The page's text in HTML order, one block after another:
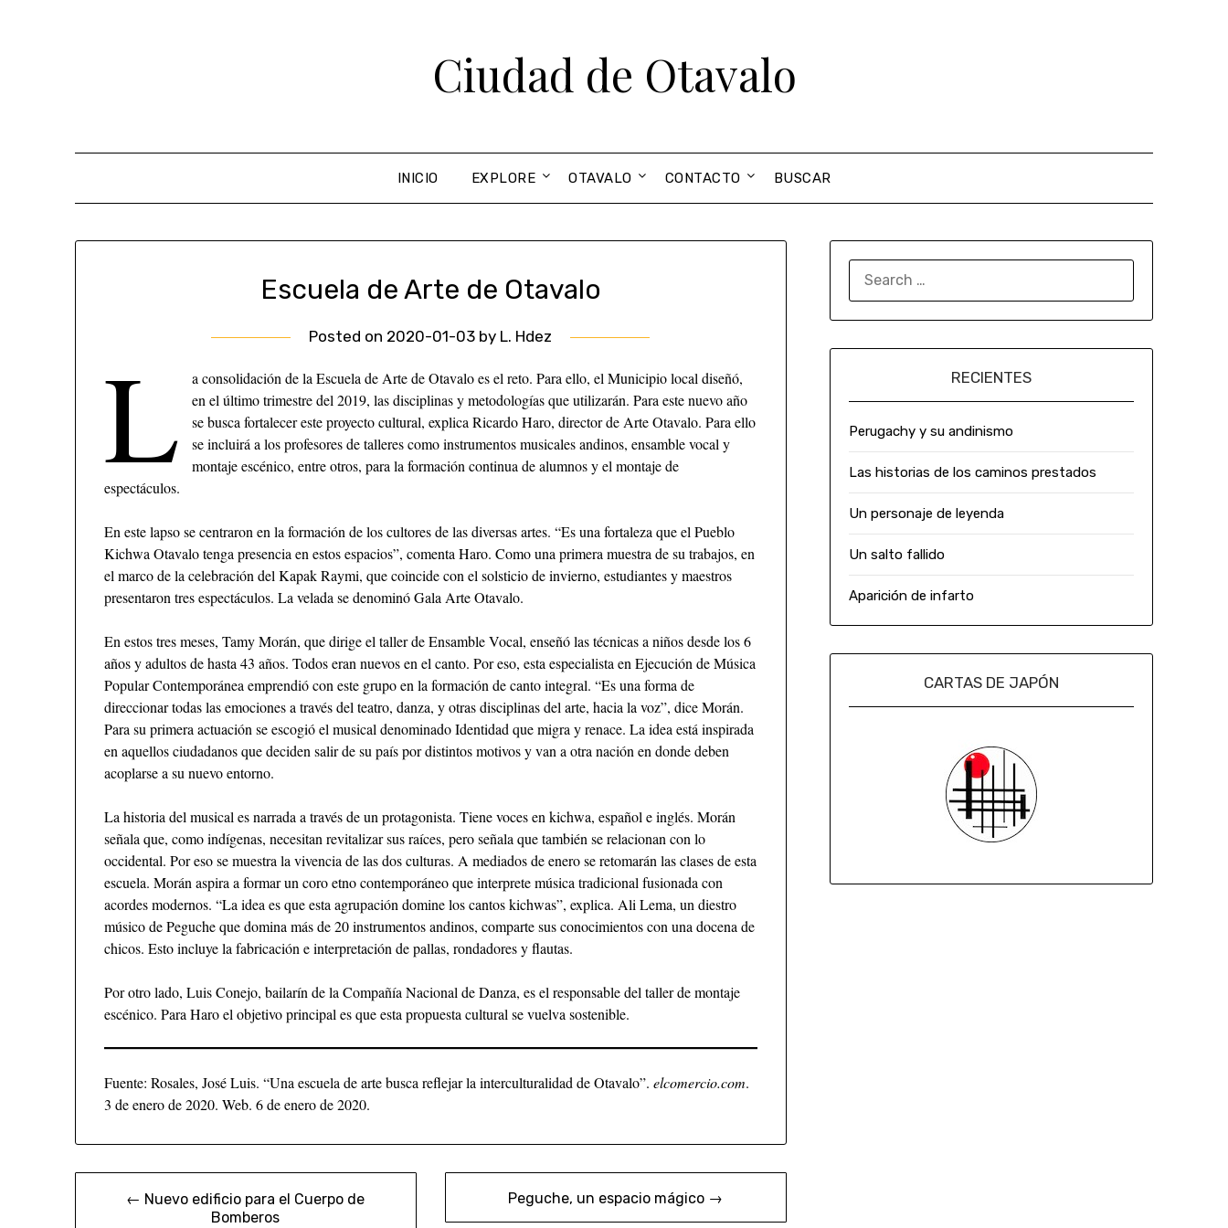
Ciudad de Otavalo
INICIO EXPLORE OTAVALO CONTACTO BUSCAR
Escuela de Arte de Otavalo
Posted on 2020-01-03 by L. Hdez
L
a consolidación de la Escuela de Arte de Otavalo es el reto. Para ello, el Municipio local diseñó,
en el último trimestre del 2019, las disciplinas y metodologías que utilizarán. Para este nuevo año
se busca fortalecer este proyecto cultural, explica Ricardo Haro, director de Arte Otavalo. Para ello
se incluirá a los profesores de talleres como instrumentos musicales andinos, ensamble vocal y
montaje escénico, entre otros, para la formación continua de alumnos y el montaje de
espectáculos.
En este lapso se centraron en la formación de los cultores de las diversas artes. “Es una fortaleza que el Pueblo
Kichwa Otavalo tenga presencia en estos espacios”, comenta Haro. Como una primera muestra de su trabajos, en
el marco de la celebración del Kapak Raymi, que coincide con el solsticio de invierno, estudiantes y maestros
presentaron tres espectáculos. La velada se denominó Gala Arte Otavalo.
En estos tres meses, Tamy Morán, que dirige el taller de Ensamble Vocal, enseñó las técnicas a niños desde los 6
años y adultos de hasta 43 años. Todos eran nuevos en el canto. Por eso, esta especialista en Ejecución de Música
Popular Contemporánea emprendió con este grupo en la formación de canto integral. “Es una forma de
direccionar todas las emociones a través del teatro, danza, y otras disciplinas del arte, hacia la voz”, dice Morán.
Para su primera actuación se escogió el musical denominado Identidad que migra y renace. La idea está inspirada
en aquellos ciudadanos que deciden salir de su país por distintos motivos y van a otra nación en donde deben
acoplarse a su nuevo entorno.
La historia del musical es narrada a través de un protagonista. Tiene voces en kichwa, español e inglés. Morán
señala que, como indígenas, necesitan revitalizar sus raíces, pero señala que también se relacionan con lo
occidental. Por eso se muestra la vivencia de las dos culturas. A mediados de enero se retomarán las clases de esta
escuela. Morán aspira a formar un coro etno contemporáneo que interprete música tradicional fusionada con
acordes modernos. “La idea es que esta agrupación domine los cantos kichwas”, explica. Ali Lema, un diestro
músico de Peguche que domina más de 20 instrumentos andinos, comparte sus conocimientos con una docena de
chicos. Esto incluye la fabricación e interpretación de pallas, rondadores y flautas.
Por otro lado, Luis Conejo, bailarín de la Compañía Nacional de Danza, es el responsable del taller de montaje
escénico. Para Haro el objetivo principal es que esta propuesta cultural se vuelva sostenible.
Fuente: Rosales, José Luis. “Una escuela de arte busca reflejar la interculturalidad de Otavalo”.elcomercio.com.
3 de enero de 2020. Web. 6 de enero de 2020.
← Nuevo edificio para el Cuerpo de
Bomberos
Peguche, un espacio mágico →
RECIENTES
Perugachy y su andinismo
Las historias de los caminos prestados
Un personaje de leyenda
Un salto fallido
Aparición de infarto
CARTAS DE JAPÓN